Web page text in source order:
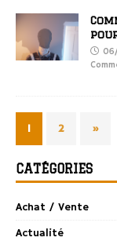
1 2 »
CATÉGORIES
Achat / Vente
Actualité